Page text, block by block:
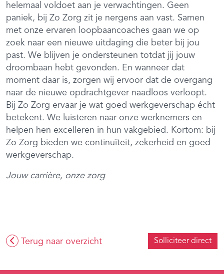
helemaal voldoet aan je verwachtingen. Geen
paniek, bij Zo Zorg zit je nergens aan vast. Samen
met onze ervaren loopbaancoaches gaan we op
zoek naar een nieuwe uitdaging die beter bij jou
past. We blijven je ondersteunen totdat jij jouw
droombaan hebt gevonden. En wanneer dat
moment daar is, zorgen wij ervoor dat de overgang
naar de nieuwe opdrachtgever naadloos verloopt.
Bij Zo Zorg ervaar je wat goed werkgeverschap écht
betekent. We luisteren naar onze werknemers en
helpen hen excelleren in hun vakgebied. Kortom: bij
Zo Zorg bieden we continuïteit, zekerheid en goed
werkgeverschap.
Jouw carrière, onze zorg
Terug naar overzicht Solliciteer direct